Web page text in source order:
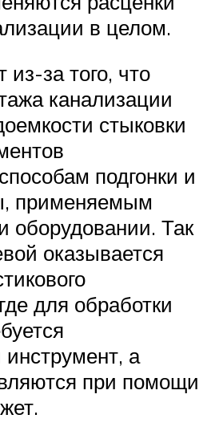
в целом.
из-за того, что
канализации
стыковки
подгонки и
применяемым
оборудовании. Так
оказывается
для обработки
а
при помощи